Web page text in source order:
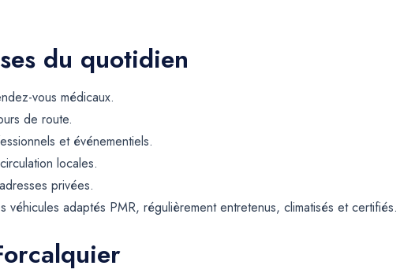
du quotidien
vous médicaux.
de route.
et événementiels.
locales.
privées.
adaptés PMR, régulièrement entretenus, climatisés et certifiés.